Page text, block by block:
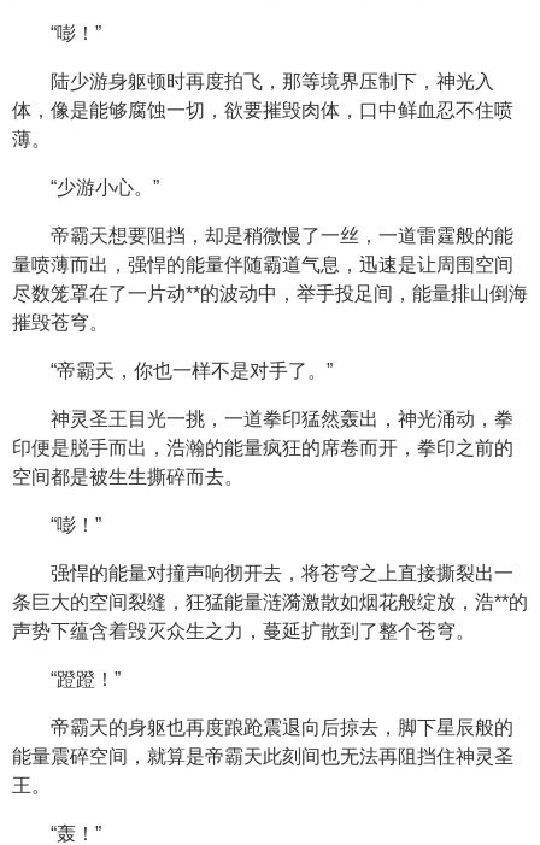
“嘭！”
陆少游身躯顿时再度拍飞，那等境界压制下，神光入
体，像是能够腐蚀一切，欲要摧毁肉体，口中鲜血忍不住喷
薄。
“少游小心。”
帝霸天想要阻挡，却是稍微慢了一丝，一道雷霆般的能
量喷薄而出，强悍的能量伴随霸道气息，迅速是让周围空间
尽数笼罩在了一片动**的波动中，举手投足间，能量排山倒海
摧毁苍穹。
“帝霸天，你也一样不是对手了。”
神灵圣王目光一挑，一道拳印猛然轰出，神光涌动，拳
印便是脱手而出，浩瀚的能量疯狂的席卷而开，拳印之前的
空间都是被生生撕碎而去。
“嘭！”
强悍的能量对撞声响彻开去，将苍穹之上直接撕裂出一
条巨大的空间裂缝，狂猛能量涟漪激散如烟花般绽放，浩**的
声势下蕴含着毁灭众生之力，蔓延扩散到了整个苍穹。
“蹬蹬！”
帝霸天的身躯也再度踉跄震退向后掠去，脚下星辰般的
能量震碎空间，就算是帝霸天此刻间也无法再阻挡住神灵圣
王。
“轰！”